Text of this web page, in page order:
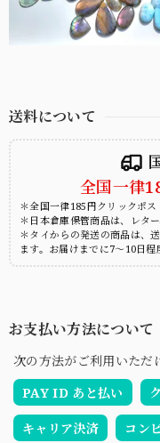
送料について
全国一律
＊全国一律185円クリックポス
＊日本倉庫保管商品は、レタ
＊タイからの発送の商品は、
ます。お届けまでに7～10日程
お支払い方法について
次の方法がご利用いただ
PAY ID あと払い
キャリア決済 コン